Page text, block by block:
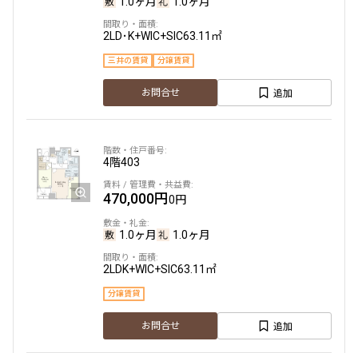
2LD･K+WIC+SIC63.11㎡
三井の賃貸 分譲賃貸
お問合せ 追加
4階403
470,000円0円
1.0ヶ月 1.0ヶ月
2LDK+WIC+SIC63.11㎡
分譲賃貸
お問合せ 追加